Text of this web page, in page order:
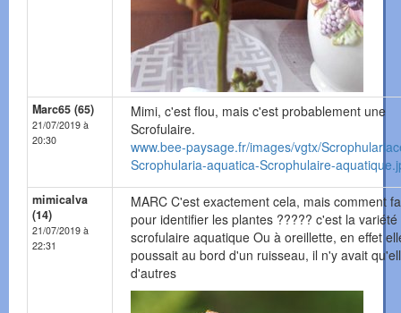
Marc65 (65)
21/07/2019 à
20:30
Mimi, c'est flou, mais c'est probablement une
Scrofulaire.
www.bee-paysage.fr/images/vgtx/
Scrophularia-aquatica-Scrophulaire-
mimicalva
(14)
21/07/2019 à
22:31
MARC C'est exactement cela, mais comment
pour identifier les plantes ????? c'est la variété
scrofulaire aquatique Ou à oreillette, en effet
poussait au bord d'un ruisseau, il n'y avait
d'autres